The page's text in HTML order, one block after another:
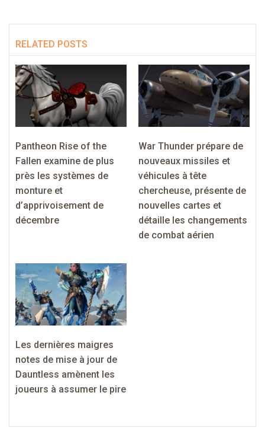
RELATED POSTS
Pantheon Rise of the
Fallen examine de plus
près les systèmes de
monture et
d’apprivoisement de
décembre
War Thunder prépare de
nouveaux missiles et
véhicules à tête
chercheuse, présente de
nouvelles cartes et
détaille les changements
de combat aérien
Les dernières maigres
notes de mise à jour de
Dauntless amènent les
joueurs à assumer le pire